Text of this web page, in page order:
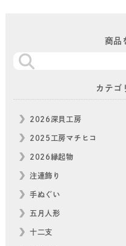
商品
カテゴ
2026深貝工房
2025工房マチヒコ
2026縁起物
注連飾り
手ぬぐい
五月人形
十二支